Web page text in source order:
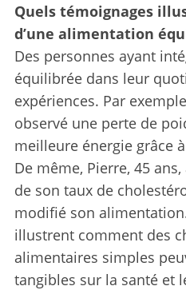
Quels témoignages
d’une alimentation
Des personnes ayant
équilibrée dans leur
expériences. Par
observé une perte de
meilleure énergie grâce
De même, Pierre, 45
de son taux de
modifié son
illustrent comment des
alimentaires simples
tangibles sur la santé et